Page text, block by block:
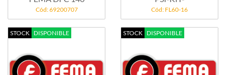
Cód: 69200707 Cód: FL60-16
STOCK DISPONIBLE STOCK DISPONIBLE